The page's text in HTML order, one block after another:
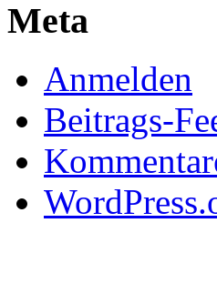
Meta
Anmelden
Beitrags-